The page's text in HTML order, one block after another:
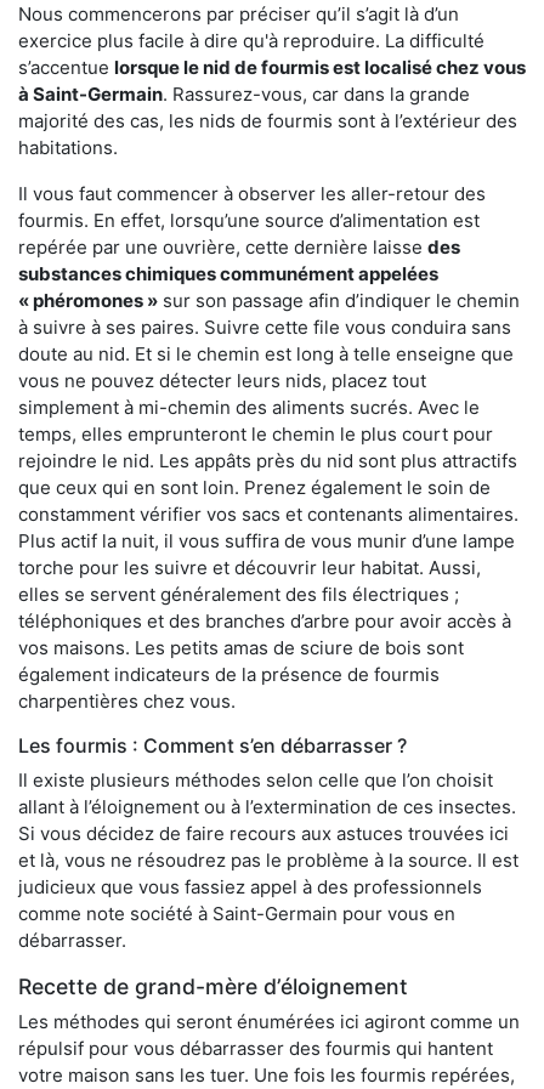
Nous commencerons par préciser qu’il s’agit là d’un
exercice plus facile à dire qu'à reproduire. La difficulté
s’accentue lorsque le nid de fourmis est localisé chez vous
à Saint-Germain. Rassurez-vous, car dans la grande
majorité des cas, les nids de fourmis sont à l’extérieur des
habitations.
Il vous faut commencer à observer les aller-retour des
fourmis. En effet, lorsqu’une source d’alimentation est
repérée par une ouvrière, cette dernière laisse des
substances chimiques communément appelées
« phéromones » sur son passage afin d’indiquer le chemin
à suivre à ses paires. Suivre cette file vous conduira sans
doute au nid. Et si le chemin est long à telle enseigne que
vous ne pouvez détecter leurs nids, placez tout
simplement à mi-chemin des aliments sucrés. Avec le
temps, elles emprunteront le chemin le plus court pour
rejoindre le nid. Les appâts près du nid sont plus attractifs
que ceux qui en sont loin. Prenez également le soin de
constamment vérifier vos sacs et contenants alimentaires.
Plus actif la nuit, il vous suffira de vous munir d’une lampe
torche pour les suivre et découvrir leur habitat. Aussi,
elles se servent généralement des fils électriques ;
téléphoniques et des branches d’arbre pour avoir accès à
vos maisons. Les petits amas de sciure de bois sont
également indicateurs de la présence de fourmis
charpentières chez vous.
Les fourmis : Comment s’en débarrasser ?
Il existe plusieurs méthodes selon celle que l’on choisit
allant à l’éloignement ou à l’extermination de ces insectes.
Si vous décidez de faire recours aux astuces trouvées ici
et là, vous ne résoudrez pas le problème à la source. Il est
judicieux que vous fassiez appel à des professionnels
comme note société à Saint-Germain pour vous en
débarrasser.
Recette de grand-mère d’éloignement
Les méthodes qui seront énumérées ici agiront comme un
répulsif pour vous débarrasser des fourmis qui hantent
votre maison sans les tuer. Une fois les fourmis repérées,